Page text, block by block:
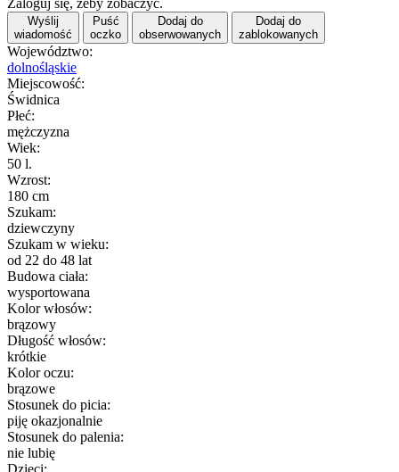
Wyślij
wiadomość
Puść
oczko
Dodaj do
obserwowanych
Dodaj do
zablokowanych
Województwo:
dolnośląskie
Miejscowość:
Świdnica
Płeć:
mężczyzna
Wiek:
50 l.
Wzrost:
180 cm
Szukam:
dziewczyny
Szukam w wieku:
od 22 do 48 lat
Budowa ciała:
wysportowana
Kolor włosów:
brązowy
Długość włosów:
krótkie
Kolor oczu:
brązowe
Stosunek do picia:
piję okazjonalnie
Stosunek do palenia:
nie lubię
Dzieci: